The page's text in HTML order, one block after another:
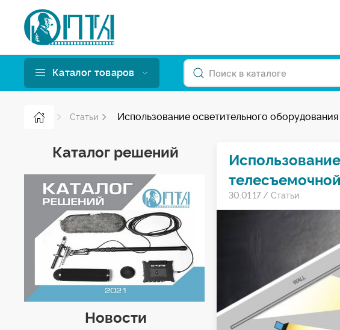
Каталог товаров
Статьи Использование осветительного
Каталог решений
Новости
30.01.17 / Статьи